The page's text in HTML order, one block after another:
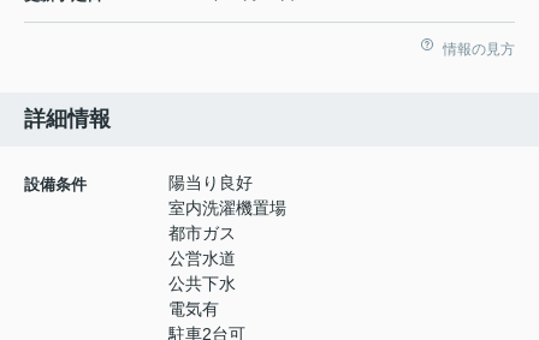
情報の見方
詳細情報
設備条件
陽当り良好
室内洗濯機置場
都市ガス
公営水道
公共下水
電気有
駐車2台可